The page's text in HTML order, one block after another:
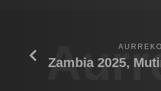
Zambia 2025,